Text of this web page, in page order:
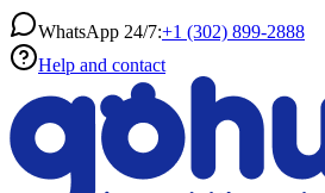
WhatsApp 24/7:+1 (302) 899-2888
Help and contact